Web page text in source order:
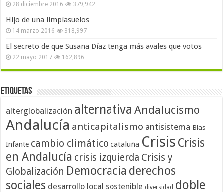
28 diciembre 2016 379,942
Hijo de una limpiasuelos
14 marzo 2016 318,997
El secreto de que Susana Díaz tenga más avales que votos
22 mayo 2017 162,896
Etiquetas
alterglobalización alternativa Andalucismo
Andalucía anticapitalismo antisistema Blas
Infante cambio climático cataluña Crisis Crisis
en Andalucía crisis izquierda Crisis y
Globalización Democracia derechos
sociales desarrollo local sostenible diversidad doble